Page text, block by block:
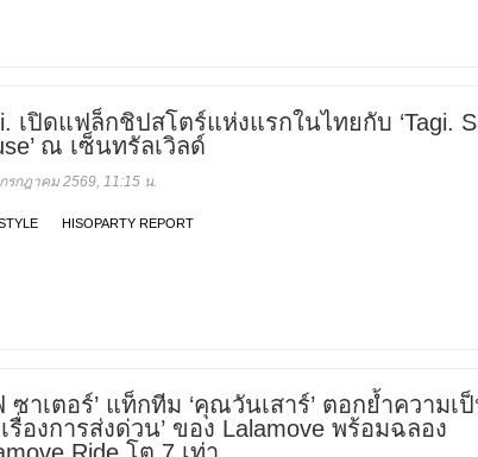
เปิดแฟล็กชิปสโตร์แห่งแรกในไทยกับ ‘Tagi.
ณ เซ็นทรัลเวิลด์
รกฎาคม 2569, 11:15 น.
HISOPARTY REPORT
ซาเตอร์’ แท็กทีม ‘คุณวันเสาร์’ ตอกย้ำความเป็
รื่องการส่งด่วน’ ของ Lalamove พร้อมฉลอง